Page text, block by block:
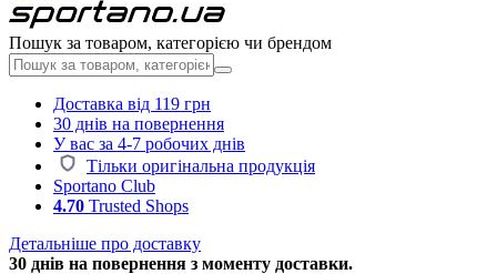
Пошук за товаром, категорією чи брендом
Доставка від 119 грн
30 днів на повернення
У вас за 4-7 робочих днів
Тільки оригінальна продукція
Sportano Club
4.70 Trusted Shops
Детальніше про доставку
30 днів на повернення з моменту доставки.